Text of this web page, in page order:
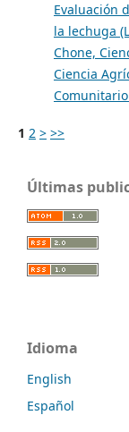
Evaluación
la lechuga
Chone,
Ciencia
1 2 > >>
Últimas
Idioma
English
Español